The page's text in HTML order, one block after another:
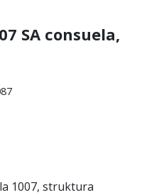
SA consuela,
1007, struktura